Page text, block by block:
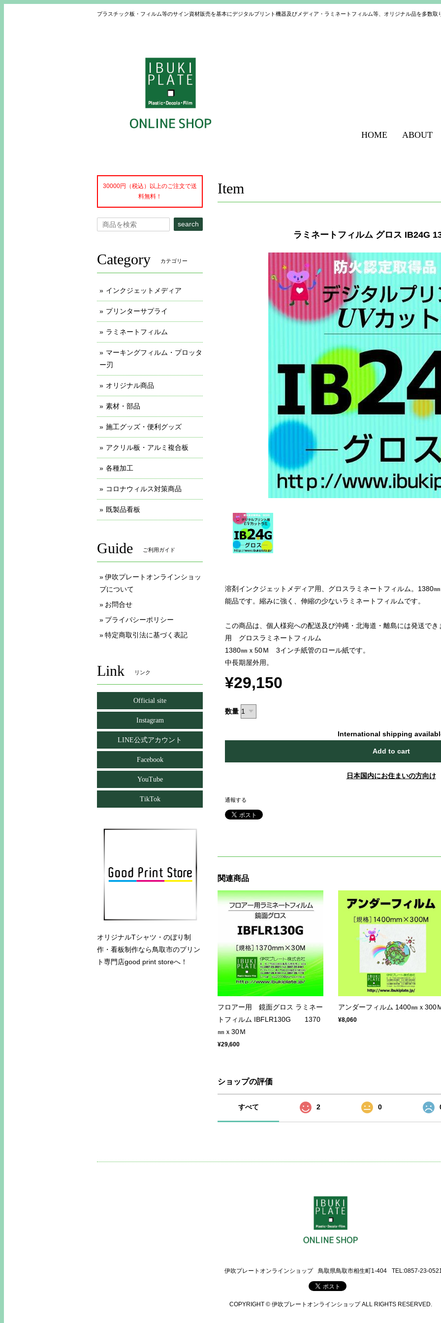
プラスチック板・フィルム等のサイン資材販売を基本にデジタルプリント機器及びメディア・ラミネートフィルム等、オリジナル品を多数取
HOME ABOUT
Item
ラミネートフィルム グロス IB24G
溶剤インクジェットメディア用、グロスラミネートフィルム。1380
能品です。縮みに強く、伸縮の少ないラミネートフィルムです。
この商品は、個人様宛への配送及び沖縄・北海道・離島には発送で
用 グロスラミネートフィルム
1380㎜ｘ50Ｍ 3インチ紙管のロール紙です。
中長期屋外用。
¥29,150
数量
International shipping
Add to cart
日本国内にお住まいの方向け
通報する
関連商品
フロアー用 鏡面グロス ラミネー
トフィルム IBFLR130G 1370
㎜ｘ30Ｍ
¥29,600
アンダーフィルム 1400㎜ｘ300
¥8,060
ショップの評価
すべて 2 0
30000円（税込）以上のご注文で送
料無料！
search
Category カテゴリー
インクジェットメディア
プリンターサプライ
ラミネートフィルム
マーキングフィルム・プロッタ
ー刃
オリジナル商品
素材・部品
施工グッズ・便利グッズ
アクリル板・アルミ複合板
各種加工
コロナウィルス対策商品
既製品看板
Guide ご利用ガイド
伊吹プレートオンラインショッ
プについて
お問合せ
プライバシーポリシー
特定商取引法に基づく表記
Link リンク
Official site
Instagram
LINE公式アカウント
Facebook
YouTube
TikTok
オリジナルTシャツ・のぼり制
作・看板制作なら鳥取市のプリン
ト専門店good print storeへ！
伊吹プレートオンラインショップ 鳥取県鳥取市相生町1-404 TEL:0857-23-
COPYRIGHT © 伊吹プレートオンラインショップ ALL RIGHTS RESERVED.